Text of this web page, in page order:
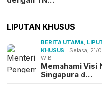
LIPUTAN KHUSUS
BERITA UTAMA
KHUSUS
Selasa, 21/
WIB
Memahami Visi
Singapura d…